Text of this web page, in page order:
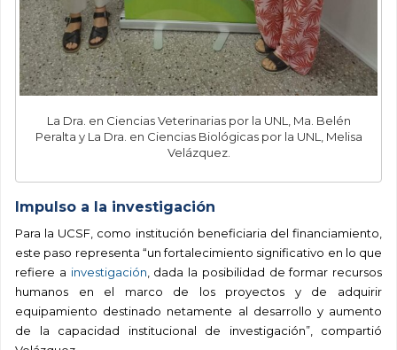
La Dra. en Ciencias Veterinarias por la UNL, Ma. Belén
Peralta y La Dra. en Ciencias Biológicas por la UNL, Melisa
Velázquez.
Impulso a la investigación
Para la UCSF, como institución beneficiaria del financiamiento,
este paso representa “un fortalecimiento significativo en lo que
refiere a investigación , dada la posibilidad de formar recursos
humanos en el marco de los proyectos y de adquirir
equipamiento destinado netamente al desarrollo y aumento
de la capacidad institucional de investigación”, compartió